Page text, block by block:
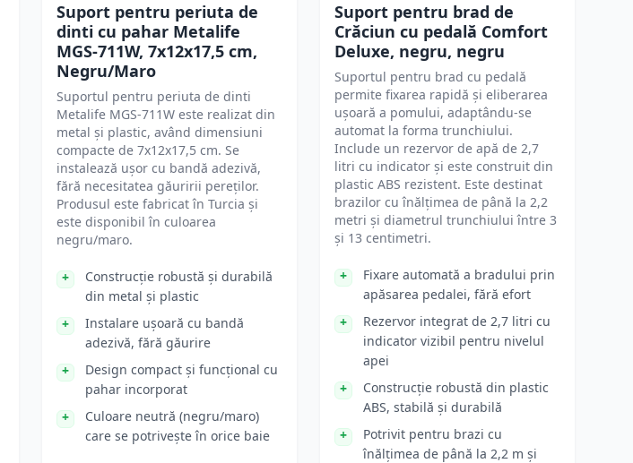
Suport pentru periuta de
dinti cu pahar Metalife
MGS-711W, 7x12x17,5 cm,
Negru/Maro
Suportul pentru periuta de dinti
Metalife MGS-711W este realizat din
metal și plastic, având dimensiuni
compacte de 7x12x17,5 cm. Se
instalează ușor cu bandă adezivă,
fără necesitatea găuririi pereților.
Produsul este fabricat în Turcia și
este disponibil în culoarea
negru/maro.
Construcție robustă și durabilă
din metal și plastic
Instalare ușoară cu bandă
adezivă, fără găurire
Design compact și funcțional cu
pahar incorporat
Culoare neutră (negru/maro)
care se potrivește în orice baie
Suport pentru brad de
Crăciun cu pedală Comfort
Deluxe, negru, negru
Suportul pentru brad cu pedală
permite fixarea rapidă și eliberarea
ușoară a pomului, adaptându-se
automat la forma trunchiului.
Include un rezervor de apă de 2,7
litri cu indicator și este construit din
plastic ABS rezistent. Este destinat
brazilor cu înălțimea de până la 2,2
metri și diametrul trunchiului între 3
și 13 centimetri.
Fixare automată a bradului prin
apăsarea pedalei, fără efort
Rezervor integrat de 2,7 litri cu
indicator vizibil pentru nivelul
apei
Construcție robustă din plastic
ABS, stabilă și durabilă
Potrivit pentru brazi cu
înălțimea de până la 2,2 m și